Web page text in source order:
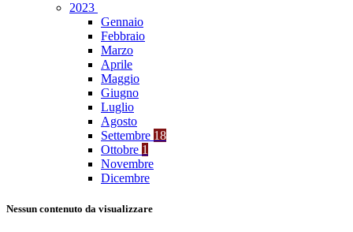
2023
Gennaio
Febbraio
Marzo
Aprile
Maggio
Giugno
Luglio
Agosto
Settembre 18
Ottobre 1
Novembre
Dicembre
Nessun contenuto da visualizzare